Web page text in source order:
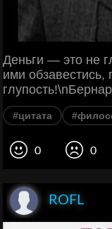
Деньги — это не
ими обзавестись,
#цитата
0 0
ROFL